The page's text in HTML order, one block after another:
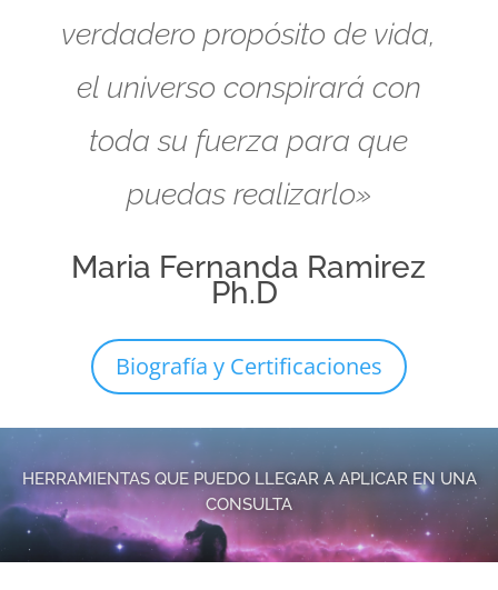
verdadero propósito de vida,
el universo conspirará con
toda su fuerza para que
puedas realizarlo»
Maria Fernanda Ramirez
Ph.D
Biografía y Certificaciones
HERRAMIENTAS QUE PUEDO LLEGAR A APLICAR EN UNA
CONSULTA